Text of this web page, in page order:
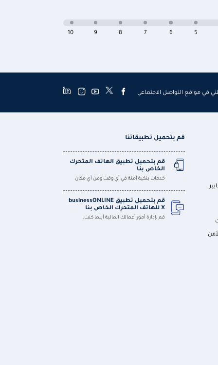
10 9 8 7 6 5
في مواقع التواصل الاجتماعي
قم بتحميل تطبيقاتنا
قم بتحميل تطبيق الهاتف المتحرك
الخاص بنا
خدمات بنكية آمنة في أي وقت ومن أي مكان
قم بتحميل تطبيق businessONLINE
X للهاتف المتحرك الخاص بنا
قم بإدارة أمور أعمالك المالية أينما كنت.